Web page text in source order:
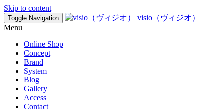
Skip to content
Toggle Navigation
visio（ヴィジオ）
Menu
Online Shop
Concept
Brand
System
Blog
Gallery
Access
Contact